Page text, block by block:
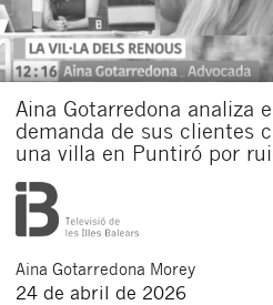
Aina Gotarredona analiza
demanda de sus clientes
una villa en Puntiró por
Aina Gotarredona Morey
24 de abril de 2026